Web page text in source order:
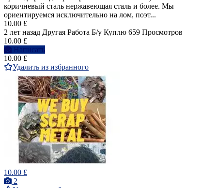
коричневый сталь нержавеющая сталь и более. Мы
ориентируемся исключительно на лом, поэт...
10.00 £
2 лет назад Другая Работа Б/у Куплю 659 Просмотров
10.00 £
Написать
10.00 £
Удалить из избранного
10.00 £
2